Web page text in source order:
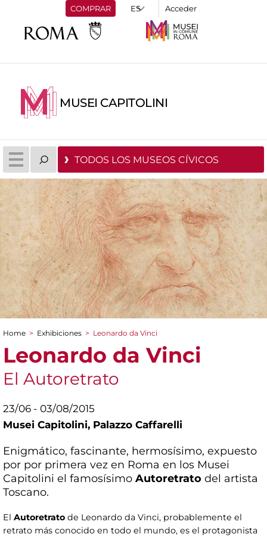
COMPRAR Acceder
MUSEI CAPITOLINI
TODOS LOS MUSEOS CÍVICOS
You are here
Home > Exhibiciones > Leonardo da Vinci
Leonardo da Vinci
El Autoretrato
23/06 - 03/08/2015
Musei Capitolini, Palazzo Caffarelli
Enigmático, fascinante, hermosísimo, expuesto
por por primera vez en Roma en los Musei
Capitolini el famosísimo Autoretrato del artista
Toscano.
El Autoretrato de Leonardo da Vinci, probablemente el
retrato más conocido en todo el mundo, es el protagonista